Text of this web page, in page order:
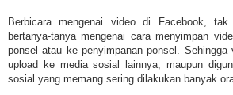
Berbicara mengenai video di Facebook,
bertanya-tanya mengenai cara menyimpan
ponsel atau ke penyimpanan ponsel.
upload ke media sosial lainnya, maupun
sosial yang memang sering dilakukan banyak